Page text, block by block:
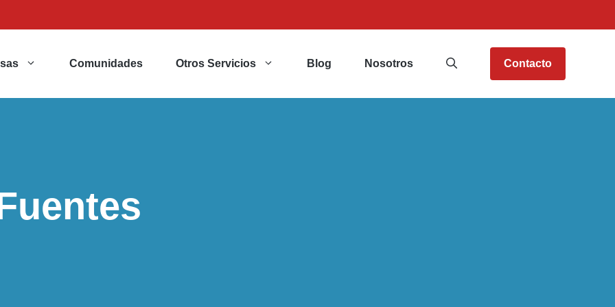
Comunidades Otros Servicios Blog Nosotros Contacto